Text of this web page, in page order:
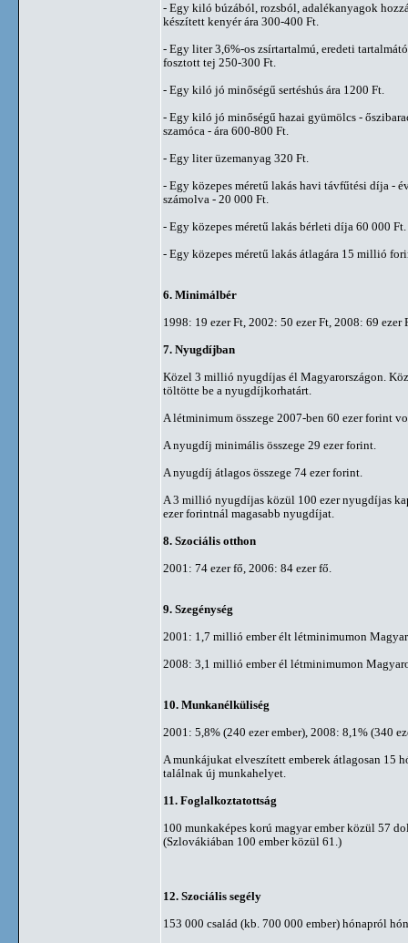
- Egy kiló búzából, rozsból, adalékanyagok
készített kenyér ára 300-400 Ft.
- Egy liter 3,6%-os zsírtartalmú, eredeti
fosztott tej 250-300 Ft.
- Egy kiló jó minőségű sertéshús ára 1200 Ft.
- Egy kiló jó minőségű hazai gyümölcs -
szamóca - ára 600-800 Ft.
- Egy liter üzemanyag 320 Ft.
- Egy közepes méretű lakás havi távfűtési díja -
számolva - 20 000 Ft.
- Egy közepes méretű lakás bérleti díja 60 000 Ft.
- Egy közepes méretű lakás átlagára 15 millió
6. Minimálbér
1998: 19 ezer Ft, 2002: 50 ezer Ft, 2008: 69 ezer
7. Nyugdíjban
Közel 3 millió nyugdíjas él Magyarországon.
töltötte be a nyugdíjkorhatárt.
A létminimum összege 2007-ben 60 ezer forint
A nyugdíj minimális összege 29 ezer forint.
A nyugdíj átlagos összege 74 ezer forint.
A 3 millió nyugdíjas közül 100 ezer nyugdíjas
ezer forintnál magasabb nyugdíjat.
8. Szociális otthon
2001: 74 ezer fő, 2006: 84 ezer fő.
9. Szegénység
2001: 1,7 millió ember élt létminimumon
2008: 3,1 millió ember él létminimumon
10. Munkanélküliség
2001: 5,8% (240 ezer ember), 2008: 8,1% (340
A munkájukat elveszített emberek átlagosan 15
találnak új munkahelyet.
11. Foglalkoztatottság
100 munkaképes korú magyar ember közül 57
(Szlovákiában 100 ember közül 61.)
12. Szociális segély
153 000 család (kb. 700 000 ember) hónapról